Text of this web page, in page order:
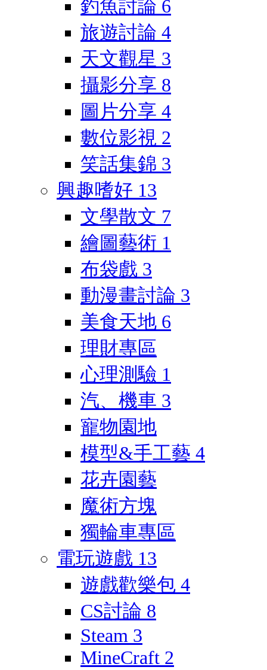
釣魚討論 6
旅遊討論 4
天文觀星 3
攝影分享 8
圖片分享 4
數位影視 2
笑話集錦 3
興趣嗜好 13
文學散文 7
繪圖藝術 1
布袋戲 3
動漫畫討論 3
美食天地 6
理財專區
心理測驗 1
汽、機車 3
寵物園地
模型&手工藝 4
花卉園藝
魔術方塊
獨輪車專區
電玩遊戲 13
遊戲歡樂包 4
CS討論 8
Steam 3
MineCraft 2